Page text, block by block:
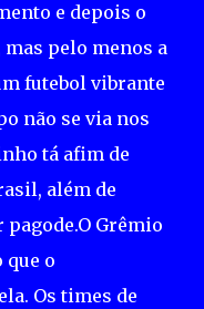
e depois o
mas pelo menos a
futebol vibrante
não se via nos
tá afim de
além de
Grêmio
que o
Os times de